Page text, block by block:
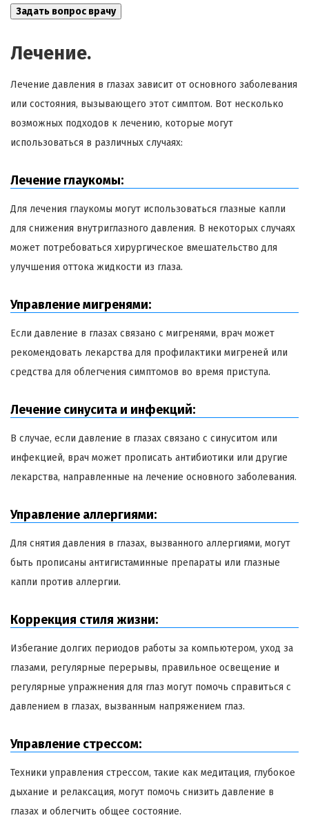
Лечение.
Лечение давления в глазах зависит от основного заболевания
или состояния, вызывающего этот симптом. Вот несколько
возможных подходов к лечению, которые могут
использоваться в различных случаях:
Лечение глаукомы:
Для лечения глаукомы могут использоваться глазные капли
для снижения внутриглазного давления. В некоторых случаях
может потребоваться хирургическое вмешательство для
улучшения оттока жидкости из глаза.
Управление мигренями:
Если давление в глазах связано с мигренями, врач может
рекомендовать лекарства для профилактики мигреней или
средства для облегчения симптомов во время приступа.
Лечение синусита и инфекций:
В случае, если давление в глазах связано с синуситом или
инфекцией, врач может прописать антибиотики или другие
лекарства, направленные на лечение основного заболевания.
Управление аллергиями:
Для снятия давления в глазах, вызванного аллергиями, могут
быть прописаны антигистаминные препараты или глазные
капли против аллергии.
Коррекция стиля жизни:
Избегание долгих периодов работы за компьютером, уход за
глазами, регулярные перерывы, правильное освещение и
регулярные упражнения для глаз могут помочь справиться с
давлением в глазах, вызванным напряжением глаз.
Управление стрессом:
Техники управления стрессом, такие как медитация, глубокое
дыхание и релаксация, могут помочь снизить давление в
глазах и облегчить общее состояние.